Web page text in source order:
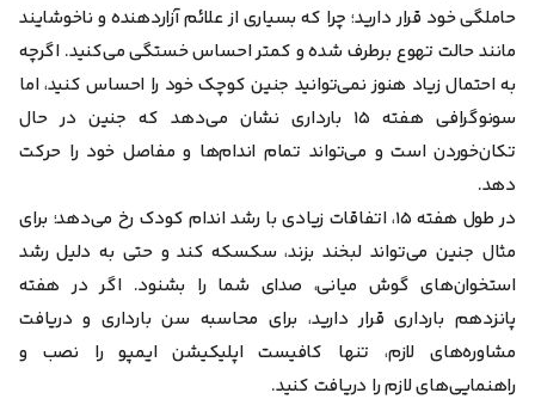
حاملگی خود قرار دارید؛ چرا که بسیاری از علائم آزار‌دهنده و ناخوشایند
مانند حالت تهوع برطرف شده و کمتر احساس خستگی می‌کنید. اگرچه
به احتمال زیاد هنوز نمی‌توانید جنین کوچک خود را احساس کنید، اما
سونوگرافی هفته ۱۵ بارداری نشان می‌دهد که جنین در حال
تکان‌خوردن است و می‌تواند تمام اندام‌ها و مفاصل خود را حرکت
دهد.
در طول هفته ۱۵، اتفاقات زیادی با رشد اندام کودک رخ می‌دهد؛ برای
مثال جنین می‌تواند لبخند بزند، سکسکه کند و حتی به دلیل رشد
استخوان‌های گوش میانی، صدای شما را بشنود. اگر در هفته
پانزدهم بارداری قرار دارید، برای محاسبه سن بارداری و دریافت
مشاوره‌های لازم، تنها کافیست اپلیکیشن ایمپو را نصب و
راهنمایی‌های لازم را دریافت کنید.